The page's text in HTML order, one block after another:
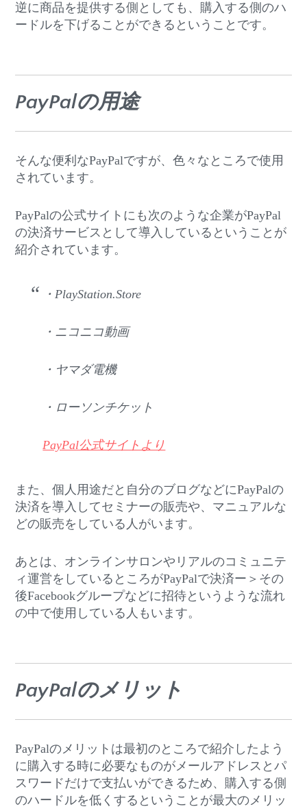
逆に商品を提供する側としても、購入する側のハ
ードルを下げることができるということです。
PayPalの用途
そんな便利なPayPalですが、色々なところで使用
されています。
PayPalの公式サイトにも次のような企業がPayPal
の決済サービスとして導入しているということが
紹介されています。
・PlayStation.Store
・ニコニコ動画
・ヤマダ電機
・ローソンチケット
PayPal公式サイトより
また、個人用途だと自分のブログなどにPayPalの
決済を導入してセミナーの販売や、マニュアルな
どの販売をしている人がいます。
あとは、オンラインサロンやリアルのコミュニテ
ィ運営をしているところがPayPalで決済ー＞その
後Facebookグループなどに招待というような流れ
の中で使用している人もいます。
PayPalのメリット
PayPalのメリットは最初のところで紹介したよう
に購入する時に必要なものがメールアドレスとパ
スワードだけで支払いができるため、購入する側
のハードルを低くするということが最大のメリッ